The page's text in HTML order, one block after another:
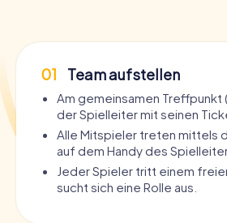
01 Team aufstellen
Am gemeinsamen
der Spielleiter mit seinen
Alle Mitspieler treten mittels
auf dem Handy des
Jeder Spieler tritt einem
sucht sich eine Rolle aus.